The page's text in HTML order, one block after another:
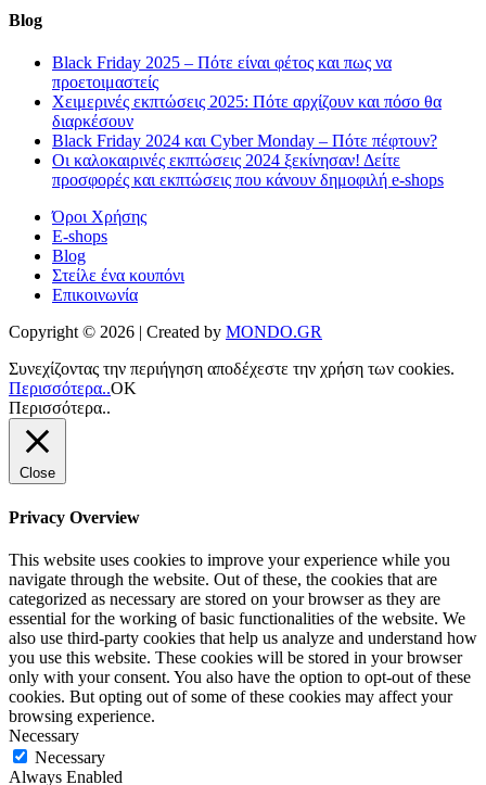
Blog
Black Friday 2025 – Πότε είναι φέτος και πως να
προετοιμαστείς
Χειμερινές εκπτώσεις 2025: Πότε αρχίζουν και πόσο θα
διαρκέσουν
Black Friday 2024 και Cyber Monday – Πότε πέφτουν?
Οι καλοκαιρινές εκπτώσεις 2024 ξεκίνησαν! Δείτε
προσφορές και εκπτώσεις που κάνουν δημοφιλή e-shops
Όροι Χρήσης
E-shops
Blog
Στείλε ένα κουπόνι
Επικοινωνία
Copyright © 2026 | Created by MONDO.GR
Συνεχίζοντας την περιήγηση αποδέχεστε την χρήση των cookies.
Περισσότερα..ΟΚ
Περισσότερα..
Close
Privacy Overview
This website uses cookies to improve your experience while you
navigate through the website. Out of these, the cookies that are
categorized as necessary are stored on your browser as they are
essential for the working of basic functionalities of the website. We
also use third-party cookies that help us analyze and understand how
you use this website. These cookies will be stored in your browser
only with your consent. You also have the option to opt-out of these
cookies. But opting out of some of these cookies may affect your
browsing experience.
Necessary
Necessary
Always Enabled